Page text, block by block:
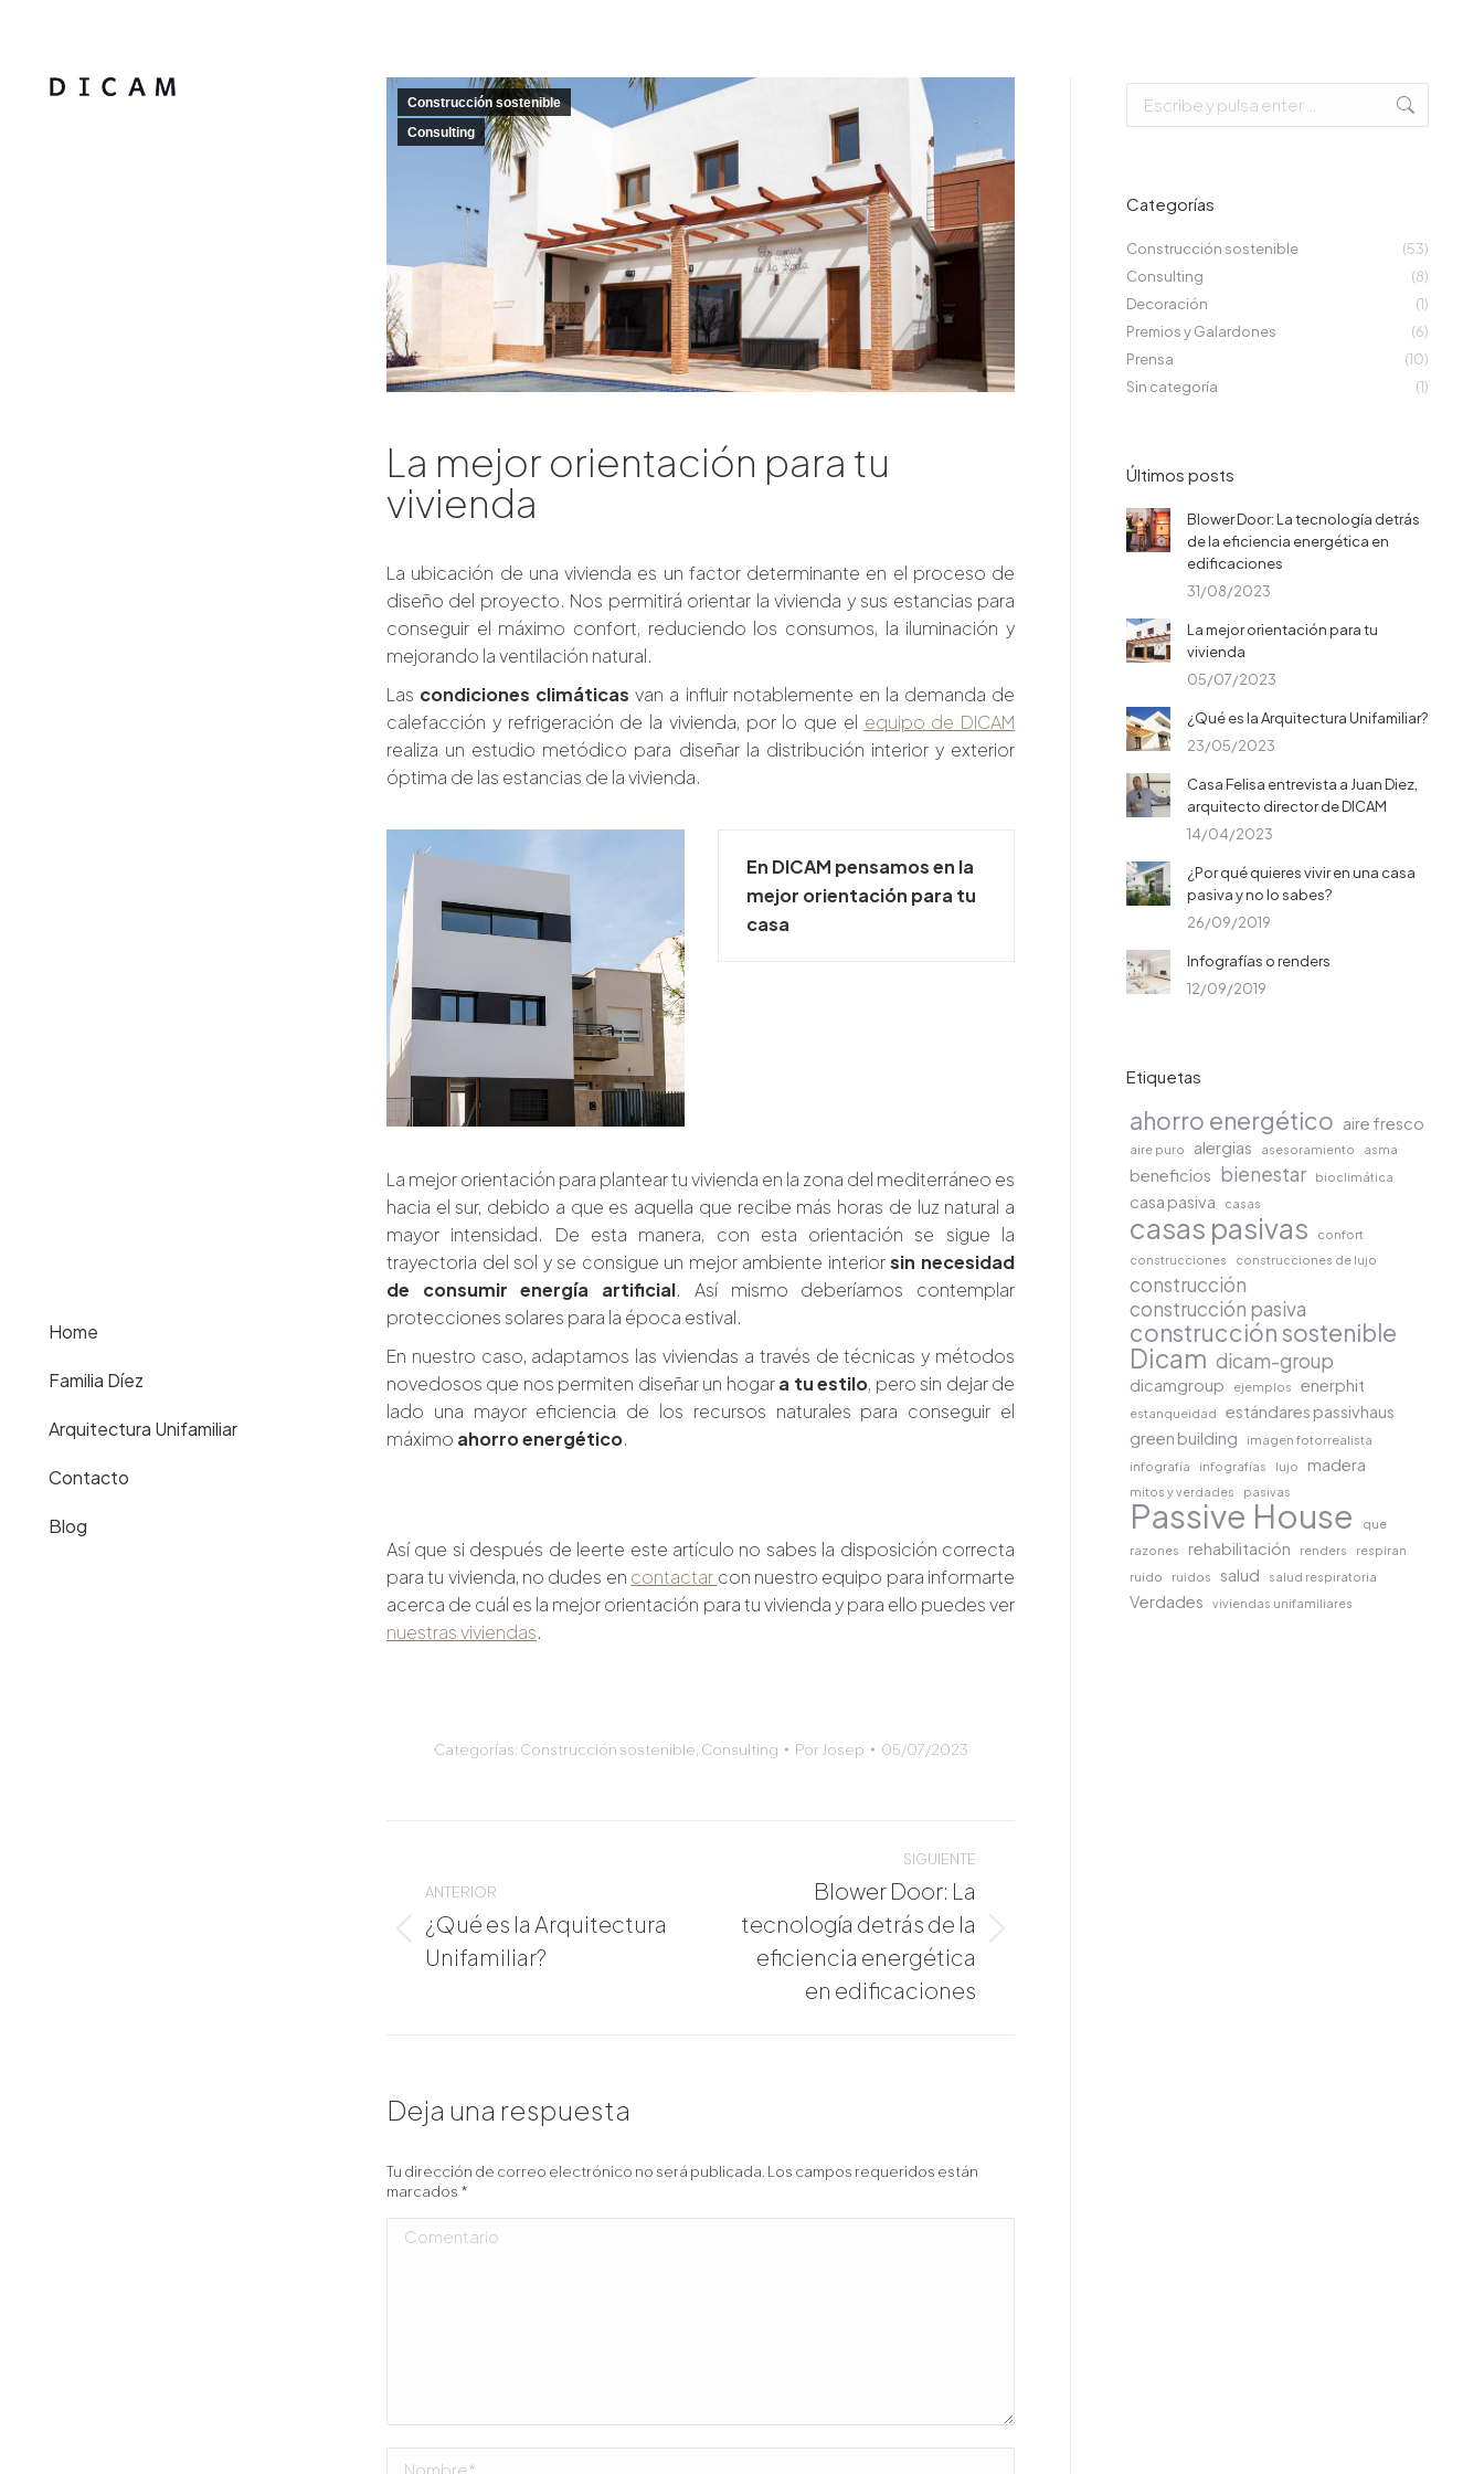
Home
Familia Díez
Arquitectura Unifamiliar
Contacto
Blog
Construcción sostenible
Consulting
La mejor orientación para tu
vivienda
La ubicación de una vivienda es un factor determinante en el proceso de
diseño del proyecto. Nos permitirá orientar la vivienda y sus estancias para
conseguir el máximo confort, reduciendo los consumos, la iluminación y
mejorando la ventilación natural.
Las condiciones climáticas van a influir notablemente en la demanda de
calefacción y refrigeración de la vivienda, por lo que el equipo de DICAM
realiza un estudio metódico para diseñar la distribución interior y exterior
óptima de las estancias de la vivienda.
En DICAM pensamos en la
mejor orientación para tu
casa
La mejor orientación para plantear tu vivienda en la zona del mediterráneo es
hacia el sur, debido a que es aquella que recibe más horas de luz natural a
mayor intensidad. De esta manera, con esta orientación se sigue la
trayectoria del sol y se consigue un mejor ambiente interior sin necesidad
de consumir energía artificial. Así mismo deberíamos contemplar
protecciones solares para la época estival.
En nuestro caso, adaptamos las viviendas a través de técnicas y métodos
novedosos que nos permiten diseñar un hogar a tu estilo, pero sin dejar de
lado una mayor eficiencia de los recursos naturales para conseguir el
máximo ahorro energético.
Así que si después de leerte este artículo no sabes la disposición correcta
para tu vivienda, no dudes en contactar con nuestro equipo para informarte
acerca de cuál es la mejor orientación para tu vivienda y para ello puedes ver
nuestras viviendas.
Categorías: Construcción sostenible Consulting Por Josep 05/07/2023
publicaciones
ANTERIOR
Publicación
anterior:
¿Qué es la Arquitectura
Unifamiliar?
SIGUIENTE
Publicación
siguiente:
Blower Door: La
tecnología detrás de la
eficiencia energética
en edificaciones
Deja una respuesta
Tu dirección de correo electrónico no será publicada. Los campos requeridos están
marcados *
Comentario
Nombre *
Categorías
Construcción sostenible
(53)
Consulting
(8)
Decoración
(1)
Premios y Galardones
(6)
Prensa
(10)
Sin categoría
(1)
Últimos posts
Blower Door: La tecnología detrás
de la eficiencia energética en
edificaciones
31/08/2023
La mejor orientación para tu
vivienda
05/07/2023
¿Qué es la Arquitectura Unifamiliar?
23/05/2023
Casa Felisa entrevista a Juan Diez,
arquitecto director de DICAM
14/04/2023
¿Por qué quieres vivir en una casa
pasiva y no lo sabes?
26/09/2019
Infografías o renders
12/09/2019
Etiquetas
ahorro energético aire fresco
aire puro alergias asesoramiento asma
beneficios bienestar bioclimática
casa pasiva casas
casas pasivas
confort
construcciones
construcciones de lujo
construcción
construcción pasiva
construcción sostenible
Dicam dicam-group
dicamgroup ejemplos enerphit
estanqueidad
estándares passivhaus
green building
imagen fotorrealista
infografía
infografías lujo madera
mitos y verdades pasivas
Passive House
que
razones
rehabilitación renders
respiran
ruido
ruidos salud salud respiratoria
Verdades viviendas unifamiliares